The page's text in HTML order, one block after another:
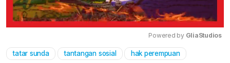
Powered by GliaStudios
tatar sunda tantangan sosial hak perempuan